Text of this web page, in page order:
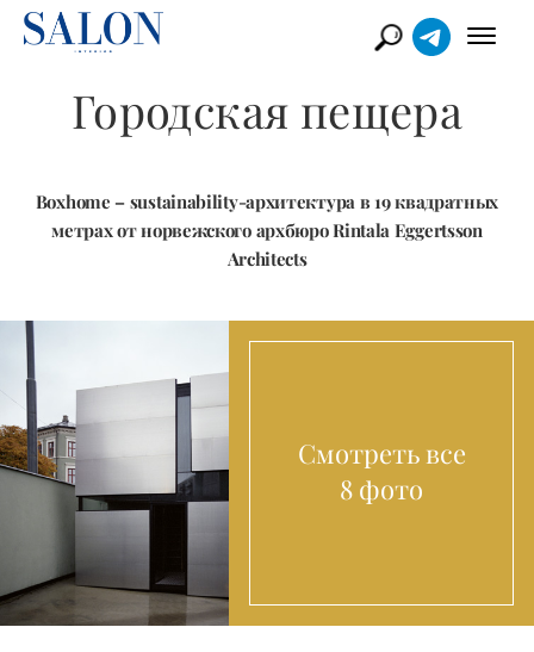
Городская пещера
Boxhome – sustainability-архитектура в 19 квадратных
метрах от норвежского архбюро Rintala Eggertsson
Architects
Смотреть все
8 фото